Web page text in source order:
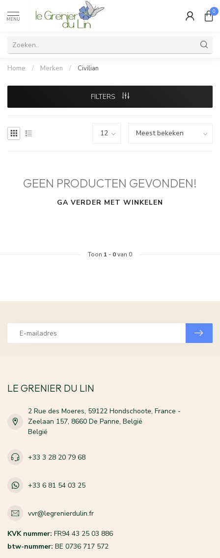
MENU
0
Home / Merken / Civilian
FILTERS
GEEN PRODUCTEN GEVONDEN!
GA VERDER MET WINKELEN
Toon 1 - 0van 0
LE GRENIER DU LIN
2 Rue des Moeres, 59122 Hondschoote, France -
Zeelaan 157, 8660 De Panne, België
België
+33 3 28 20 79 68
+33 6 81 54 03 25
vvr@legrenierdulin.fr
KVK nummer: FR94 43 25 03 886
btw-nummer: BE 0736 717 572